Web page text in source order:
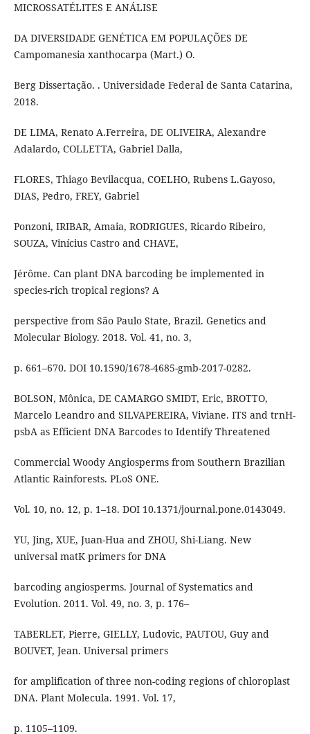
MICROSSATÉLITES E ANÁLISE
DA DIVERSIDADE GENÉTICA EM POPULAÇÕES DE
Campomanesia xanthocarpa (Mart.) O.
Berg Dissertação. . Universidade Federal de Santa Catarina,
2018.
DE LIMA, Renato A.Ferreira, DE OLIVEIRA, Alexandre
Adalardo, COLLETTA, Gabriel Dalla,
FLORES, Thiago Bevilacqua, COELHO, Rubens L.Gayoso,
DIAS, Pedro, FREY, Gabriel
Ponzoni, IRIBAR, Amaia, RODRIGUES, Ricardo Ribeiro,
SOUZA, Vinícius Castro and CHAVE,
Jérôme. Can plant DNA barcoding be implemented in
species-rich tropical regions? A
perspective from São Paulo State, Brazil. Genetics and
Molecular Biology. 2018. Vol. 41, no. 3,
p. 661–670. DOI 10.1590/1678-4685-gmb-2017-0282.
BOLSON, Mônica, DE CAMARGO SMIDT, Eric, BROTTO,
Marcelo Leandro and SILVAPEREIRA, Viviane. ITS and trnH-
psbA as Efficient DNA Barcodes to Identify Threatened
Commercial Woody Angiosperms from Southern Brazilian
Atlantic Rainforests. PLoS ONE.
Vol. 10, no. 12, p. 1–18. DOI 10.1371/journal.pone.0143049.
YU, Jing, XUE, Juan-Hua and ZHOU, Shi-Liang. New
universal matK primers for DNA
barcoding angiosperms. Journal of Systematics and
Evolution. 2011. Vol. 49, no. 3, p. 176–
TABERLET, Pierre, GIELLY, Ludovic, PAUTOU, Guy and
BOUVET, Jean. Universal primers
for amplification of three non-coding regions of chloroplast
DNA. Plant Molecula. 1991. Vol. 17,
p. 1105–1109.